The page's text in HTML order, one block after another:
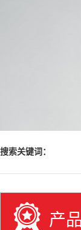
搜索关键词：
产